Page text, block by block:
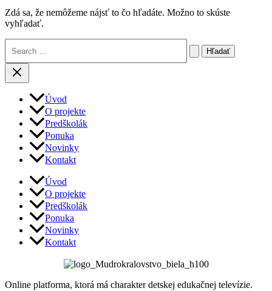
Zdá sa, že nemôžeme nájsť to čo hľadáte. Možno to skúste
vyhľadať.
Vyhľadať:
Úvod
O projekte
Predškolák
Ponuka
Novinky
Kontakt
Úvod
O projekte
Predškolák
Ponuka
Novinky
Kontakt
Online platforma, ktorá má charakter detskej edukačnej televízie.